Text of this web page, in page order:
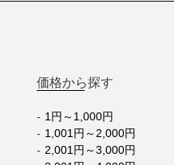
価格から探す
1円～1,000円
1,001円～2,000円
2,001円～3,000円